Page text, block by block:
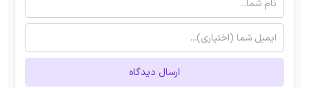
ارسال دیدگاه